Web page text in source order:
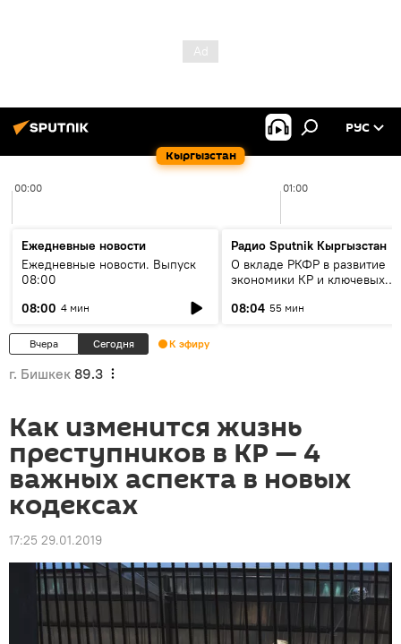
Кыргызстан
РУС
00:00 01:00
Ежедневные новости
Ежедневные новости. Выпуск
08:00
08:00 4 мин
Радио Sputnik Кыргызстан
О вкладе РКФР в развитие
экономики КР и ключевых
08:04 55 мин
Вчера Сегодня К эфиру
г. Бишкек 89.3
Как изменится жизнь
преступников в КР — 4
важных аспекта в новых
кодексах
17:25 29.01.2019